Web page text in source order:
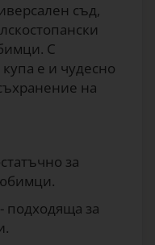
съд,
С
е и чудесно
на
за
подходяща за